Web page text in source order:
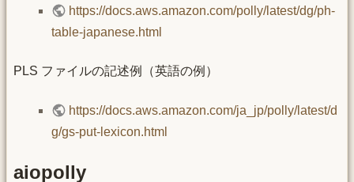
https://docs.aws.amazon.com/polly/latest/dg/ph-
table-japanese.html
PLS ファイルの記述例（英語の例）
https://docs.aws.amazon.com/ja_jp/polly/latest/d
g/gs-put-lexicon.html
aiopolly